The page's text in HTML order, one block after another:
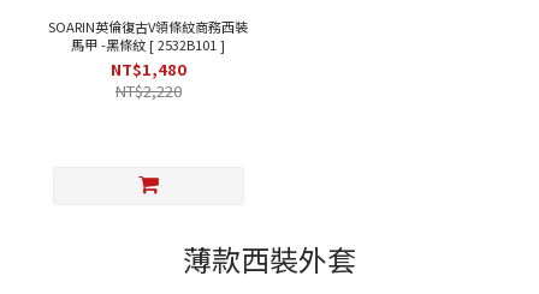
SOARIN英倫復古V領條紋商務西裝
馬甲 -黑條紋 [ 2532B101 ]
NT$1,480
NT$2,220
薄款西裝外套